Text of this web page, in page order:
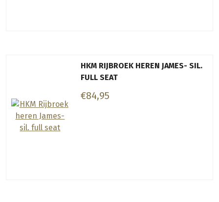
HKM RIJBROEK HEREN JAMES- SIL.
FULL SEAT
€84,95